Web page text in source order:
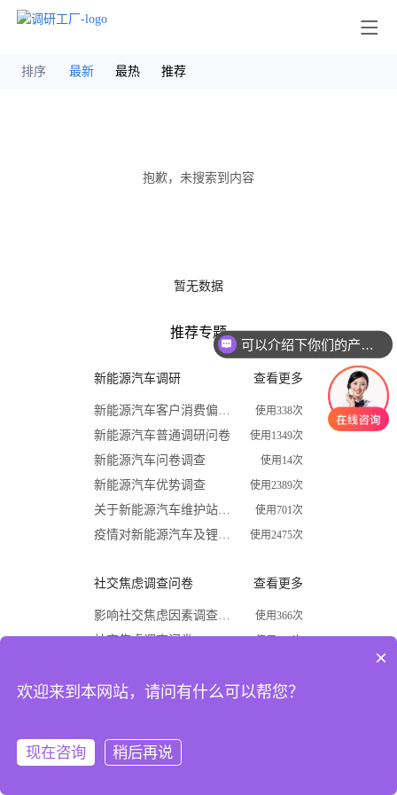
排序 最新 最热 推荐
抱歉，未搜索到内容
暂无数据
推荐专题
新能源汽车调研 查看更多
新能源汽车客户消费偏好调查问卷 使用338次
新能源汽车普通调研问卷 使用1349次
新能源汽车问卷调查 使用14次
新能源汽车优势调查 使用2389次
关于新能源汽车维护站调查问卷 使用701次
疫情对新能源汽车及锂电行业影响调查问卷 使用2475次
社交焦虑调查问卷 查看更多
影响社交焦虑因素调查问卷 使用366次
社交焦虑调查问卷
关于大学生社交焦虑问卷调查 使用677次
注册
×
欢迎来到本网站，请问有什么可以帮您？
现在咨询 稍后再说